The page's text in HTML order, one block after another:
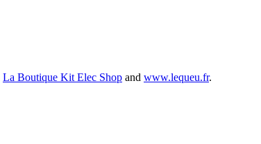
La Boutique Kit Elec Shop and www.lequeu.fr.